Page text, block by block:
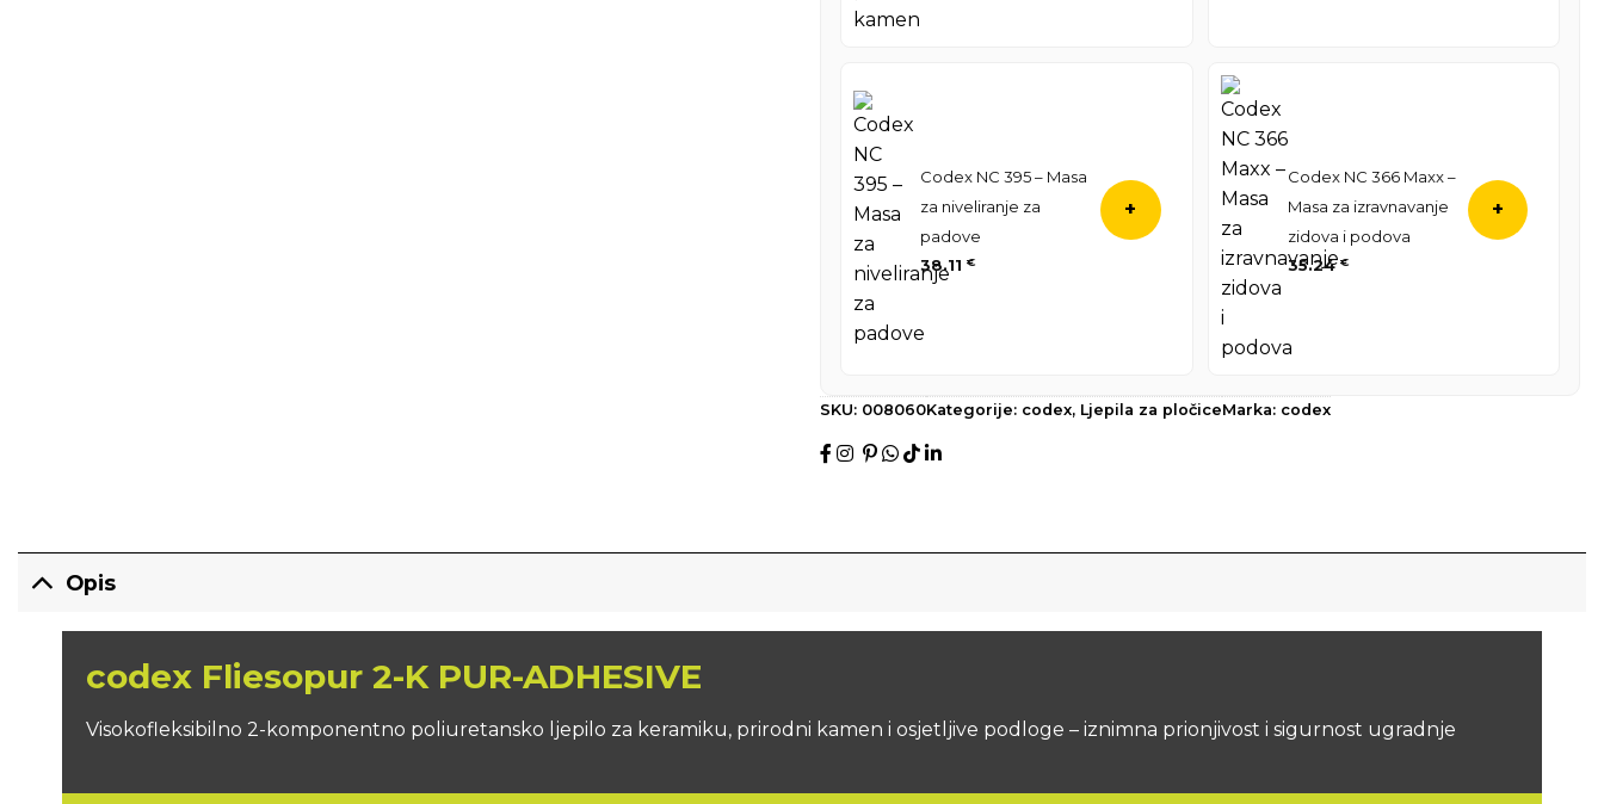
Codex NC 395 – Masa
za niveliranje za
padove
38.11 €
+
Codex NC 366 Maxx –
Masa za izravnavanje
zidova i podova
35.24€
+
SKU: 008060Kategorije: codex, Ljepila za pločiceMarka: codex
Opis
codex Fliesopur 2-K PUR-ADHESIVE
Visokofleksibilno 2-komponentno poliuretansko ljepilo za keramiku, prirodni kamen i osjetljive podloge – iznimna prionjivost i sigurnost ugradnje